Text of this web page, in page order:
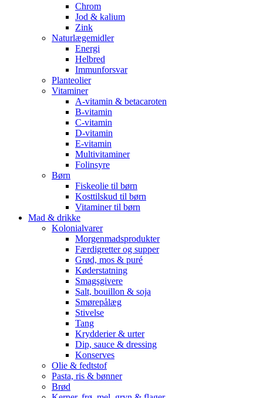
Chrom
Jod & kalium
Zink
Naturlægemidler
Energi
Helbred
Immunforsvar
Planteolier
Vitaminer
A-vitamin & betacaroten
B-vitamin
C-vitamin
D-vitamin
E-vitamin
Multivitaminer
Folinsyre
Børn
Fiskeolie til børn
Kosttilskud til børn
Vitaminer til børn
Mad & drikke
Kolonialvarer
Morgenmadsprodukter
Færdigretter og supper
Grød, mos & puré
Køderstatning
Smagsgivere
Salt, bouillon & soja
Smørepålæg
Stivelse
Tang
Krydderier & urter
Dip, sauce & dressing
Konserves
Olie & fedtstof
Pasta, ris & bønner
Brød